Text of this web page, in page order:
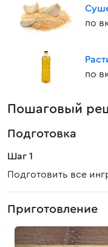
по
по
Пошаговый
Подготовка
Шаг 1
Подготовить все
Приготовление